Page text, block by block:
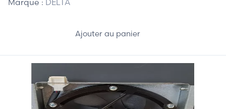
Marque : DELTA
Ajouter au panier